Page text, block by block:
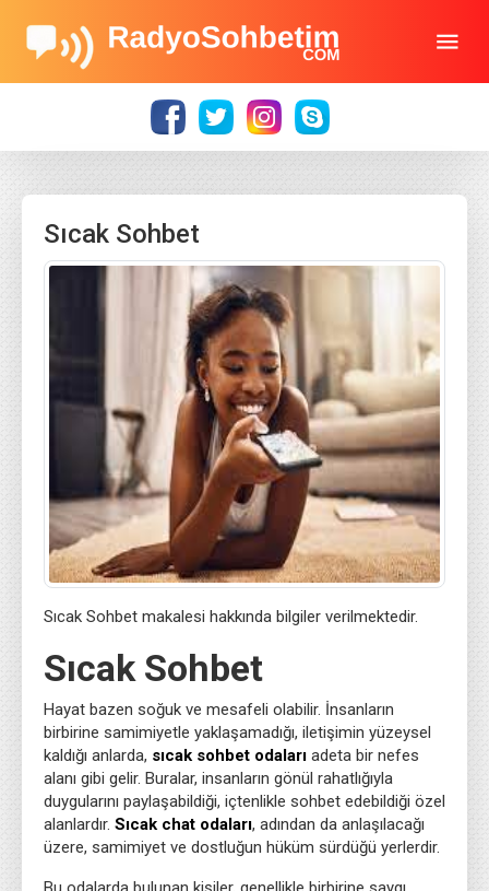
Sıcak Sohbet
Sıcak Sohbet makalesi hakkında bilgiler verilmektedir.
Sıcak Sohbet
Hayat bazen soğuk ve mesafeli olabilir. İnsanların
birbirine samimiyetle yaklaşamadığı, iletişimin yüzeysel
kaldığı anlarda, sıcak sohbet odaları adeta bir nefes
alanı gibi gelir. Buralar, insanların gönül rahatlığıyla
duygularını paylaşabildiği, içtenlikle sohbet edebildiği özel
alanlardır. Sıcak chat odaları, adından da anlaşılacağı
üzere, samimiyet ve dostluğun hüküm sürdüğü yerlerdir.